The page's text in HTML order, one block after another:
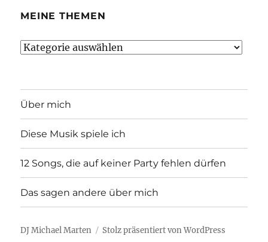
MEINE THEMEN
Meine
Über mich
Diese Musik spiele ich
12 Songs, die auf keiner Party fehlen dürfen
Das sagen andere über mich
DJ Michael Marten Stolz präsentiert von WordPress